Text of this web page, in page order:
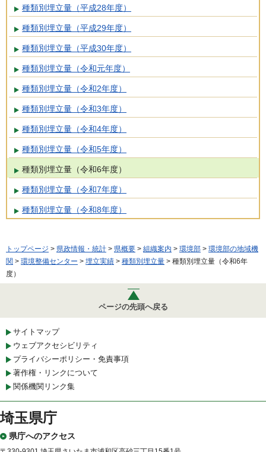
種類別埋立量（平成28年度）
種類別埋立量（平成29年度）
種類別埋立量（平成30年度）
種類別埋立量（令和元年度）
種類別埋立量（令和2年度）
種類別埋立量（令和3年度）
種類別埋立量（令和4年度）
種類別埋立量（令和5年度）
種類別埋立量（令和6年度）
種類別埋立量（令和7年度）
種類別埋立量（令和8年度）
トップページ > 県政情報・統計 > 県概要 > 組織案内 > 環境部 > 環境部の地域機
関 > 環境整備センター > 埋立実績 > 種類別埋立量 > 種類別埋立量（令和6年
度）
ページの先頭へ戻る
サイトマップ
ウェブアクセシビリティ
プライバシーポリシー・免責事項
著作権・リンクについて
関係機関リンク集
埼玉県庁
県庁へのアクセス